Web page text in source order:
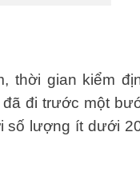
thời gian kiểm
đi trước một
số lượng ít dưới